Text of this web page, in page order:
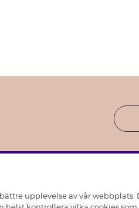
upplevelse av vår webbplats.